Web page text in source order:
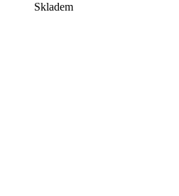
Skladem